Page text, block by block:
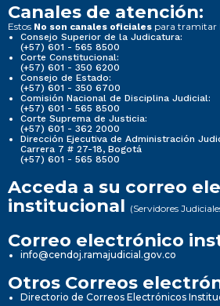
Canales de atención:
Estos No son canales oficiales para tramitar
Consejo Superior de la Judicatura:
(+57) 601 - 565 8500
Corte Constitucional:
(+57) 601 - 350 6200
Consejo de Estado:
(+57) 601 - 350 6700
Comisión Nacional de Disciplina Judicial:
(+57) 601 - 565 8500
Corte Suprema de Justicia:
(+57) 601 - 362 2000
Dirección Ejecutiva de Administración
Carrera 7 # 27-18, Bogotá
(+57) 601 - 565 8500
Acceda a su correo
institucional (Servidores
Correo electrónico
info@cendoj.ramajudicial.gov.co
Otros Correos
Directorio de Correos Electrónicos